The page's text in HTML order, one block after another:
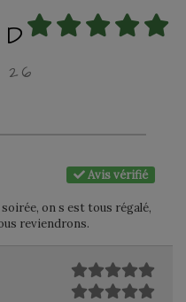
26
Avis vérifié
on s est tous régalé,
reviendrons.